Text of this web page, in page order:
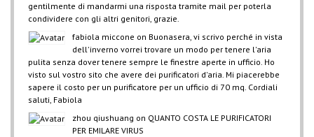
gentilmente di mandarmi una risposta tramite mail per poterla
condividere con gli altri genitori, grazie.
fabiola miccone on Buonasera, vi scrivo perché in vista
dell'inverno vorrei trovare un modo per tenere l'aria
pulita senza dover tenere sempre le finestre aperte in ufficio. Ho
visto sul vostro sito che avere dei purificatori d'aria. Mi piacerebbe
sapere il costo per un purificatore per un ufficio di 70 mq. Cordiali
saluti, Fabiola
zhou qiushuang on QUANTO COSTA LE PURIFICATORI
PER EMILARE VIRUS